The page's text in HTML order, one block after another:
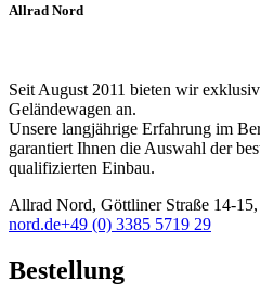
Allrad Nord
Seit August 2011 bieten wir
Geländewagen an.
Unsere langjährige Erfahrung im
garantiert Ihnen die Auswahl der
qualifizierten Einbau.
Allrad Nord, Göttliner Straße 14-
nord.de+49 (0) 3385 5719 29
Bestellung